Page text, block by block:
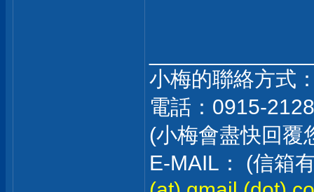
小梅的聯絡方式
電話：0915-
(小梅會盡快回覆
E-MAIL： (信箱